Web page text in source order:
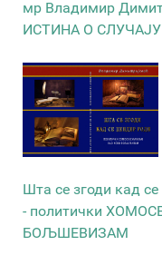
мр Владимир
ИСТИНА О
Шта се згоди кад
- политички
БОЉШЕВИЗАМ